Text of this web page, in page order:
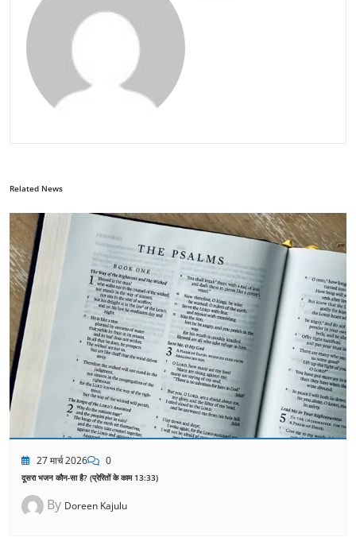
Related News
27 मार्च 2026 0
दूसरा भजन कौन-सा है? (प्रेरितों के काम 13:33)
By Doreen Kajulu